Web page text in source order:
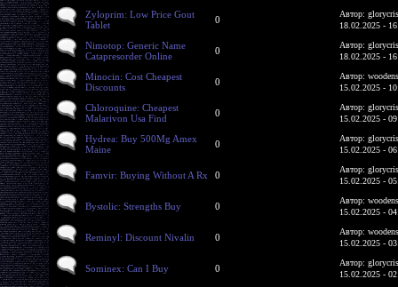
Zyloprim: Low Price Gout
Tablet
0
Автор:
18.02.2025 -
Nimotop: Generic Name
Catapresorder Online
0
Автор:
18.02.2025 -
Minocin: Cost Cheapest
Discounts
0
Автор:
15.02.2025 -
Chloroquine: Cheapest
Malarivon Usa Find
0
Автор:
15.02.2025 -
Hydrea: Buy 500Mg Amex
Maine
0
Автор:
15.02.2025 -
Famvir: Buying Without A Rx 0
Автор:
15.02.2025 -
Bystolic: Strengths Buy 0
Автор:
15.02.2025 -
Reminyl: Discount Nivalin 0
Автор:
15.02.2025 -
Sominex: Can I Buy 0
Автор:
15.02.2025 -